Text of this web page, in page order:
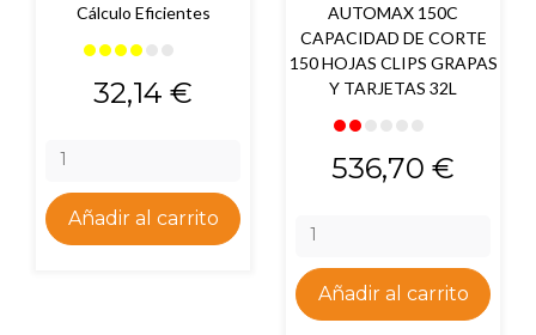
Cálculo Eficientes
Precio
32,14 €
Añadir al carrito
AUTOMAX 150C
CAPACIDAD DE CORTE
150 HOJAS CLIPS GRAPAS
Y TARJETAS 32L
Precio
536,70 €
Añadir al carrito